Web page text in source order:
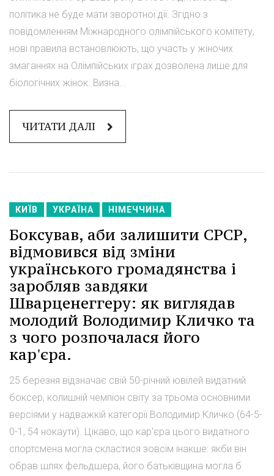
політика не буде мати зворотної дії. Згідно з
повідомленням Міжнародного олімпійського комітету,
нові правила встановлюють, що участь у жіночих
змаганнях на Олімпійських іграх дозволена лише для
біологічних жінок. Визна...
ЧИТАТИ ДАЛІ
КИЇВ УКРАЇНА НІМЕЧЧИНА
Боксував, аби залишити СРСР,
відмовився від зміни
українського громадянства і
заробляв завдяки
Шварценеггеру: як виглядав
молодий Володимир Кличко та
з чого розпочалася його
кар'єра.
25 березня відзначає свій 50-річний ювілей видатний
боксер, колишній чемпіон світу за трьома основними
версіями у надважкій категорії Володимир Кличко (64-5-
0-1, 54 нокаути). Цікаво, що кар'єра цього видатного
спортсмена могла скластися зовсім інакше: якби він
обрав шлях фельдшера, його батьківщина могла б